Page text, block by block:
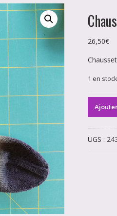
26,50€
1 en stock
de
laine
UGS :